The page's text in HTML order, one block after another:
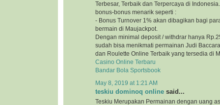
Terbesar, Terbaik dan Terpercaya di
bonus-bonus menarik seperti :
- Bonus Turnover 1% akan dibagikan bagi
bermain di Maujackpot.
Dengan minimal deposit / withdrar hanya
sudah bisa menikmati permainan Judi
dan Roulette Online Terbaik yang tersedia di
Casino Online Terbaru
Bandar Bola Sportsbook
May 8, 2019 at 1:21 AM
teskiu dominoq online said...
Teskiu Merupakan Permainan dengan uang